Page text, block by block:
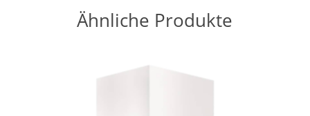
Ähnliche Produkte